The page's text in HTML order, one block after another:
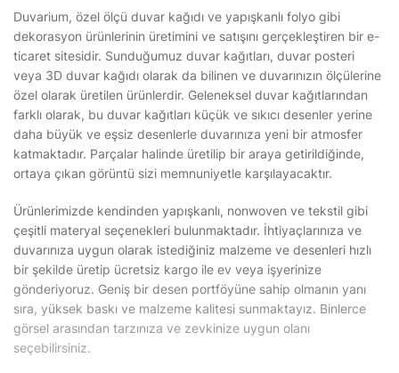
Duvarium, özel ölçü duvar kağıdı ve yapışkanlı folyo gibi
dekorasyon ürünlerinin üretimini ve satışını gerçekleştiren bir e-
ticaret sitesidir. Sunduğumuz duvar kağıtları, duvar posteri
veya 3D duvar kağıdı olarak da bilinen ve duvarınızın ölçülerine
özel olarak üretilen ürünlerdir. Geleneksel duvar kağıtlarından
farklı olarak, bu duvar kağıtları küçük ve sıkıcı desenler yerine
daha büyük ve eşsiz desenlerle duvarınıza yeni bir atmosfer
katmaktadır. Parçalar halinde üretilip bir araya getirildiğinde,
ortaya çıkan görüntü sizi memnuniyetle karşılayacaktır.
Ürünlerimizde kendinden yapışkanlı, nonwoven ve tekstil gibi
çeşitli materyal seçenekleri bulunmaktadır. İhtiyaçlarınıza ve
duvarınıza uygun olarak istediğiniz malzeme ve desenleri hızlı
bir şekilde üretip ücretsiz kargo ile ev veya işyerinize
gönderiyoruz. Geniş bir desen portföyüne sahip olmanın yanı
sıra, yüksek baskı ve malzeme kalitesi sunmaktayız. Binlerce
görsel arasından tarzınıza ve zevkinize uygun olanı
seçebilirsiniz.